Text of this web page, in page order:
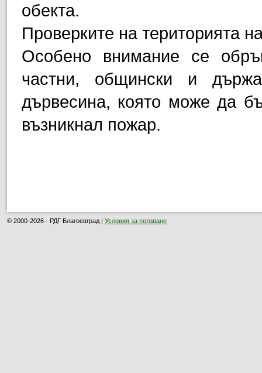
обекта.
Проверките на територията
Особено внимание се
частни, общински и
дървесина, която може да
възникнал пожар.
© 2000-2026 - РДГ Благоевград | Условия за ползване